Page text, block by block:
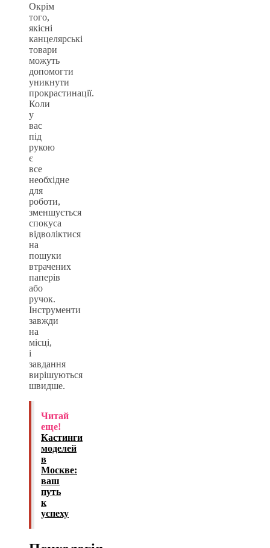
Окрім
того,
якісні
канцелярські
товари
можуть
допомогти
уникнути
прокрастинації.
Коли
у
вас
під
рукою
є
все
необхідне
для
роботи,
зменшується
спокуса
відволіктися
на
пошуки
втрачених
паперів
або
ручок.
Інструменти
завжди
на
місці,
і
завдання
вирішуються
швидше.
Читай
еще!
Кастинги
моделей
в
Москве:
ваш
путь
к
успеху